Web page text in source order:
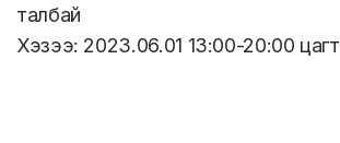
талбай
Хэзээ: 2023.06.01 13:00-20:00 цагт